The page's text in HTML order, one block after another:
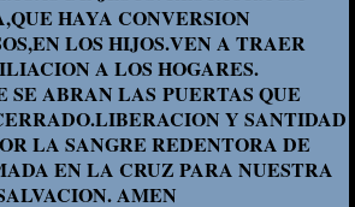
HAYA CONVERSION
LOS HIJOS.VEN A TRAER
A LOS HOGARES.
SE ABRAN LAS PUERTAS QUE
Y SANTIDAD
LA SANGRE REDENTORA DE
EN LA CRUZ PARA NUESTRA
AMEN